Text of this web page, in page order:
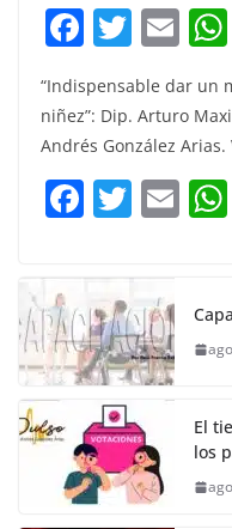
F
c
e
b
o
k
T
w
itt
er
E
ai
l
“Indispensable dar un
niñez”: Dip. Arturo
Andrés González Arias.
F
c
e
b
o
o
k
T
itt
er
E
El
los